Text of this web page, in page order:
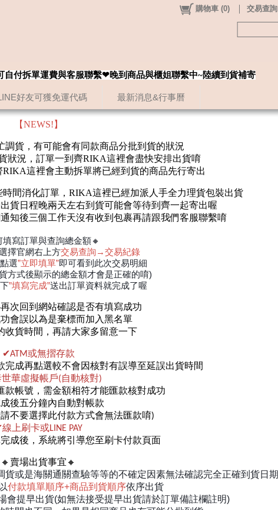
好友可獲免運代碼 最新消息&行事曆
購物車 (0) 交易查詢
付拆單運費與客服聯繫❤晚到商品與櫃姐聯繫中~陸續到貨補寄